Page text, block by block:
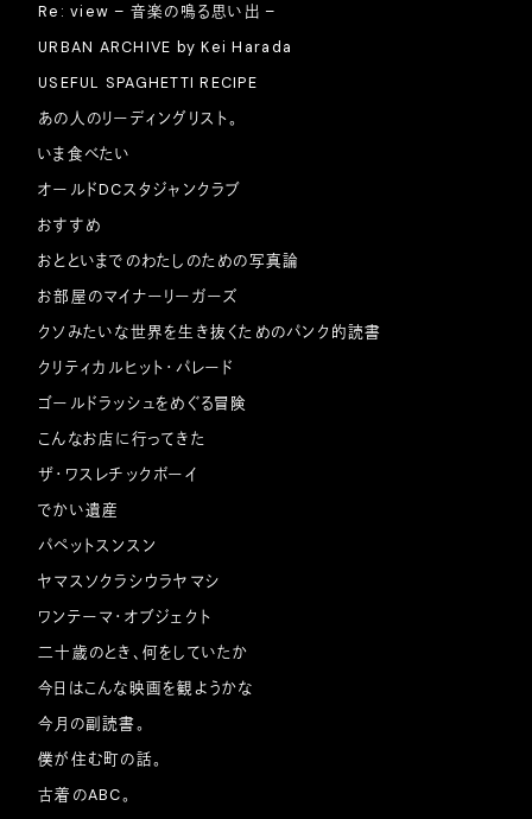
Re: view – 音楽の鳴る思い出 –
URBAN ARCHIVE by Kei Harada
USEFUL SPAGHETTI RECIPE
あの人のリーディングリスト。
いま食べたい
オールドDCスタジャンクラブ
おすすめ
おとといまでのわたしのための写真論
お部屋のマイナーリーガーズ
クソみたいな世界を生き抜くためのパンク的読書
クリティカルヒット・パレード
ゴールドラッシュをめぐる冒険
こんなお店に行ってきた
ザ・ワスレチックボーイ
でかい遺産
パペットスンスン
ヤマスソクラシウラヤマシ
ワンテーマ・オブジェクト
二十歳のとき、何をしていたか
今日はこんな映画を観ようかな
今月の副読書。
僕が住む町の話。
古着のABC。